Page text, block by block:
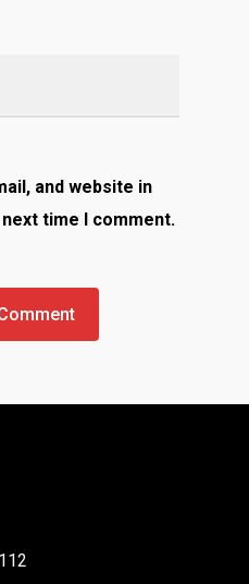
and website in
time I comment.